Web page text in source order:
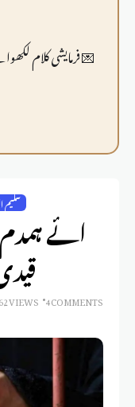
سلیم ائے
VIEWS 4 COMMENTS